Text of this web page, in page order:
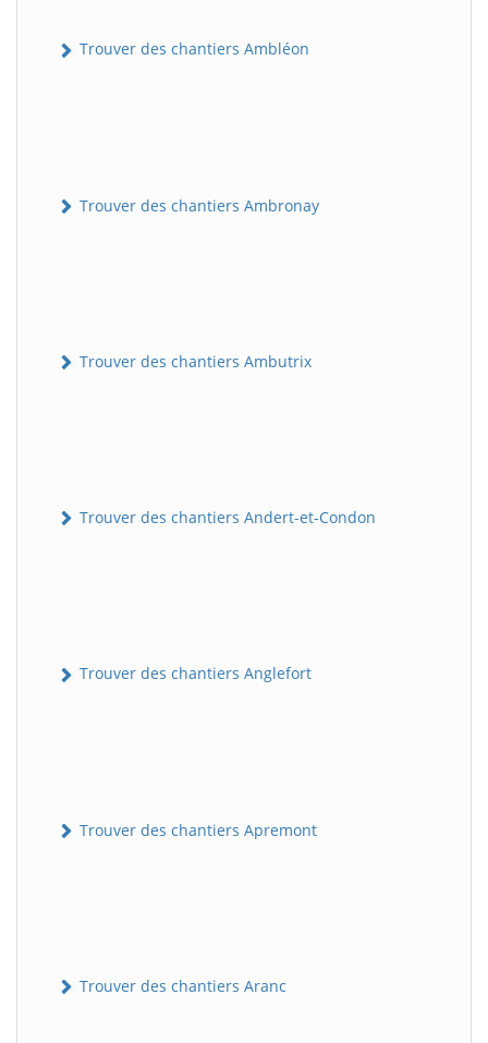
Trouver des chantiers Ambléon
Trouver des chantiers Ambronay
Trouver des chantiers Ambutrix
Trouver des chantiers Andert-et-Condon
Trouver des chantiers Anglefort
Trouver des chantiers Apremont
Trouver des chantiers Aranc